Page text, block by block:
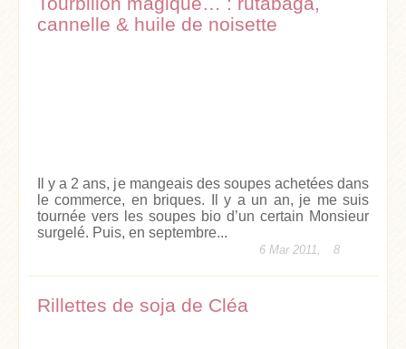
cannelle & huile de noisette
Il y a 2 ans, je mangeais des soupes achetées dans
le commerce, en briques. Il y a un an, je me suis
tournée vers les soupes bio d’un certain Monsieur
surgelé. Puis, en septembre...
6 Mar 2011, 8
Rillettes de soja de Cléa